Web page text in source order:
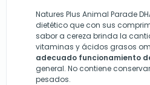
Natures Plus Animal Parade
dietético que con sus
sabor a cereza brinda la
vitaminas y ácidos grasos
adecuado funcionamiento
general. No contiene
pesados.